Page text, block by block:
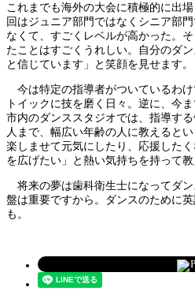
これまでも海外の大会に積極的に出
回はジュニア部門ではなくシニア部
なくて、すごくレベルが高かった。
たことはすごくうれしい。自分のダ
と信じています」と笑顔を見せます。
今は特定の指導者がついているわけ
トイックに技を磨く日々。逆に、今
市内のダンススタジオでは、指導す
人まで、幅広い年齢の人に教えると
楽しませて元気にしたり、応援した
を広げたい」と熱い気持ちを持って教
将来の夢は歯科衛生士になってダ
盤は重要ですから。ダンスのために
も。